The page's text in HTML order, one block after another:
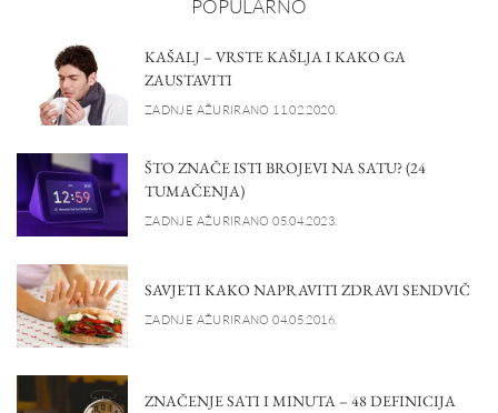
POPULARNO
KAŠALJ – VRSTE KAŠLJA I KAKO GA
ZAUSTAVITI
ZADNJE AŽURIRANO 11.02.2020.
ŠTO ZNAČE ISTI BROJEVI NA SATU? (24
TUMAČENJA)
ZADNJE AŽURIRANO 05.04.2023.
SAVJETI KAKO NAPRAVITI ZDRAVI SENDVIČ
ZADNJE AŽURIRANO 04.05.2016.
ZNAČENJE SATI I MINUTA – 48 DEFINICIJA